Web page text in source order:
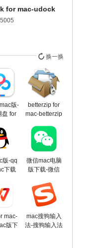
for mac-udock
下载 v2.5.25005
换一换
版-
盘 for
betterzip for
mac-betterzip
版-qq
下载
微信mac电脑
版下载-微信
v3.6.1(24205)
mac-
版下
mac搜狗输入
法-搜狗输入法